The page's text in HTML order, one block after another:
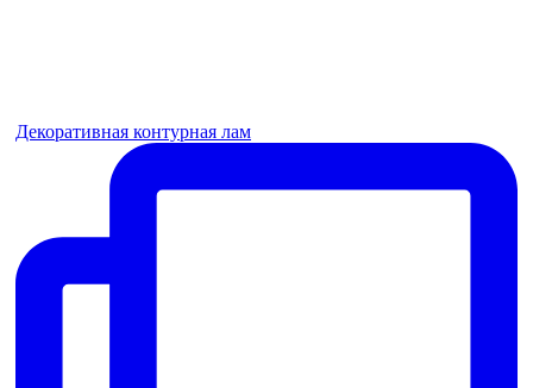
Декоративная контурная лам